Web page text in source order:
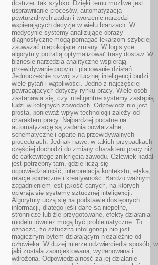
dostrzec tak szybko. Dzięki temu możliwe jest
usprawnianie procesów, automatyzacja
powtarzalnych zadań i tworzenie narzędzi
wspierających decyzje w wielu branżach. W
medycynie systemy analizujące obrazy
diagnostyczne mogą pomagać lekarzom szybciej
zauważać niepokojące zmiany. W logistyce
algorytmy potrafią optymalizować trasy dostaw. W
biznesie narzędzia analityczne wspierają
przewidywanie popytu i planowanie działań.
Jednocześnie rozwój sztucznej inteligencji budzi
wiele pytań i wątpliwości. Jedno z najczęściej
powracających dotyczy rynku pracy. Wiele osób
zastanawia się, czy inteligentne systemy zastąpią
ludzi w kolejnych zawodach. Odpowiedź nie jest
prosta, ponieważ wpływ technologii zależy od
charakteru pracy. Najbardziej podatne na
automatyzację są zadania powtarzalne,
schematyczne i oparte na przewidywalnych
procedurach. Jednak nawet w takich przypadkach
częściej dochodzi do zmiany charakteru pracy niż
do całkowitego zniknięcia zawodu. Człowiek nadal
jest potrzebny tam, gdzie liczą się
odpowiedzialność, interpretacja kontekstu, etyka,
relacje społeczne i kreatywność. Bardzo ważnym
zagadnieniem jest jakość danych, na których
opierają się systemy sztucznej inteligencji.
Algorytmy uczą się na podstawie dostępnych
informacji, dlatego jeśli dane są niepełne,
stronnicze lub źle przygotowane, efekty działania
modelu również mogą być problematyczne. To
oznacza, że sztuczna inteligencja nie jest
magicznym bytem działającym niezależnie od
człowieka. W dużej mierze odzwierciedla sposób, w
jaki została zaprojektowana, wytrenowana i
wdrożona. Odpowiedzialność za jej działanie